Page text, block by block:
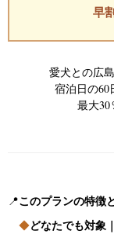
早
愛犬との広
宿泊日の60
最大30
📍このプランの特徴
◆どなたでも対象